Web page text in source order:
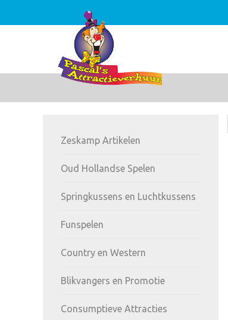
to
to
to
Sidebar
Zeskamp Artikelen
Oud Hollandse Spelen
Springkussens en Luchtkussens
Funspelen
Country en Western
Blikvangers en Promotie
Consumptieve Attracties